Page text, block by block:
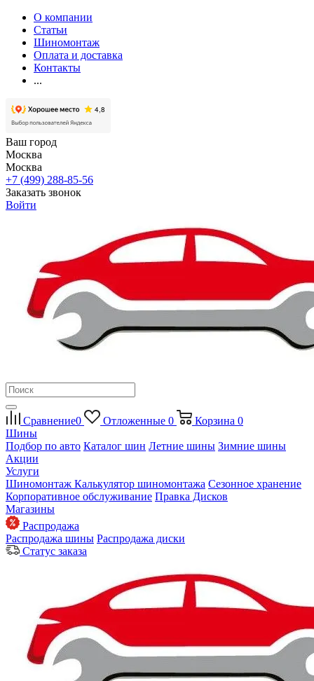
О компании
Статьи
Шиномонтаж
Оплата и доставка
Контакты
...
Ваш город
Москва
Москва
+7 (499) 288-85-56
Заказать звонок
Войти
Сравнение0 Отложенные 0 Корзина 0
Шины
Подбор по авто Каталог шин Летние шины Зимние шины
Акции
Услуги
Шиномонтаж Калькулятор шиномонтажа Сезонное хранение
Корпоративное обслуживание Правка Дисков
Магазины
Распродажа
Распродажа шины Распродажа диски
Статус заказа